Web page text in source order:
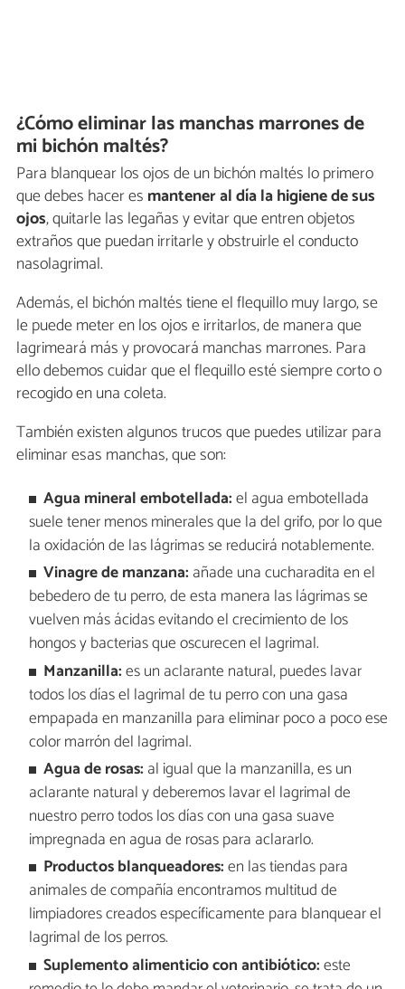
¿Cómo eliminar las manchas marrones de
mi bichón maltés?
Para blanquear los ojos de un bichón maltés lo primero
que debes hacer es mantener al día la higiene de sus
ojos, quitarle las legañas y evitar que entren objetos
extraños que puedan irritarle y obstruirle el conducto
nasolagrimal.
Además, el bichón maltés tiene el flequillo muy largo, se
le puede meter en los ojos e irritarlos, de manera que
lagrimeará más y provocará manchas marrones. Para
ello debemos cuidar que el flequillo esté siempre corto o
recogido en una coleta.
También existen algunos trucos que puedes utilizar para
eliminar esas manchas, que son:
Agua mineral embotellada:el agua embotellada
suele tener menos minerales que la del grifo, por lo que
la oxidación de las lágrimas se reducirá notablemente.
Vinagre de manzana: añade una cucharadita en el
bebedero de tu perro, de esta manera las lágrimas se
vuelven más ácidas evitando el crecimiento de los
hongos y bacterias que oscurecen el lagrimal.
Manzanilla:es un aclarante natural, puedes lavar
todos los días el lagrimal de tu perro con una gasa
empapada en manzanilla para eliminar poco a poco ese
color marrón del lagrimal.
Agua de rosas: al igual que la manzanilla, es un
aclarante natural y deberemos lavar el lagrimal de
nuestro perro todos los días con una gasa suave
impregnada en agua de rosas para aclararlo.
Productos blanqueadores:en las tiendas para
animales de compañía encontramos multitud de
limpiadores creados específicamente para blanquear el
lagrimal de los perros.
Suplemento alimenticio con antibiótico:este